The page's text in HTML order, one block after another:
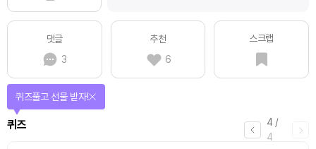
댓글
3
추천
6
스크랩
4 /
4
퀴즈
퀴즈풀고 선물 받자!